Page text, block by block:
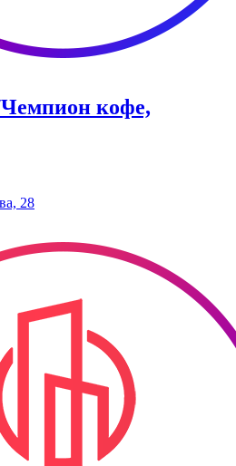
кофе,
28